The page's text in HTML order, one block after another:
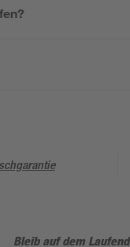
Bleib auf dem